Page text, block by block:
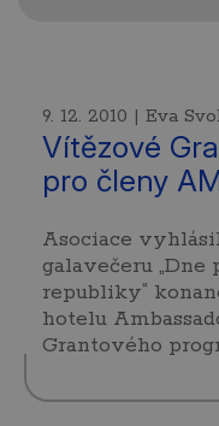
9. 12. 2010 | Eva
Vítězové
pro členy
Asociace
galavečeru
republiky“
hotelu
Grantového